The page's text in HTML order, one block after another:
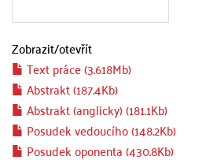
Zobrazit/otevřít
Text práce (3.618Mb)
Abstrakt (187.4Kb)
Abstrakt (anglicky) (181.1Kb)
Posudek vedoucího (148.2Kb)
Posudek oponenta (430.8Kb)